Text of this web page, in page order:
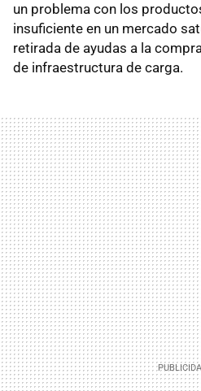
un problema con los
insuficiente en un mercado
retirada de ayudas a la
de infraestructura de carga.